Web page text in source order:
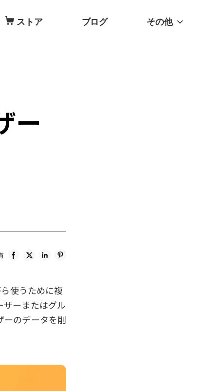
ストア ブログ その他
ー
使うために複
ザーまたはグル
ーのデータを削